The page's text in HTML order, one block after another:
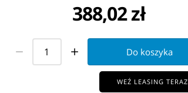
388,02 zł
Do koszyka
WEŹ LEASING TERAZ